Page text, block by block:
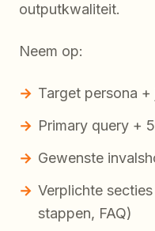
outputkwaliteit.
Neem op:
Target persona
Primary query +
Gewenste
Verplichte
stappen, FAQ)